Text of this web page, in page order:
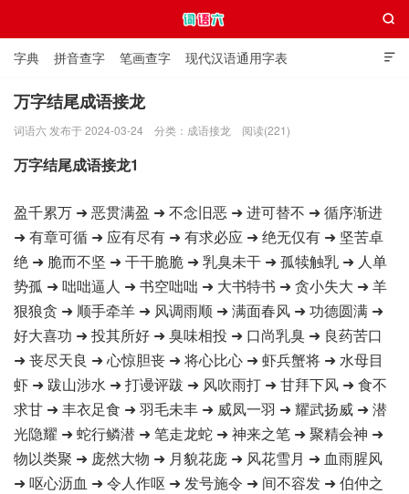

字典 拼音查字 笔画查字 现代汉语通用字表
通用规范汉字表 叠字大全

万字结尾成语接龙
词语六 发布于 2024-03-24 分类： 成语接龙 阅读(221)
万字结尾成语接龙1
盈千累万 ➜ 恶贯满盈 ➜ 不念旧恶 ➜ 进可替不 ➜ 循序渐进
➜ 有章可循 ➜ 应有尽有 ➜ 有求必应 ➜ 绝无仅有 ➜ 坚苦卓
绝 ➜ 脆而不坚 ➜ 干干脆脆 ➜ 乳臭未干 ➜ 孤犊触乳 ➜ 人单
势孤 ➜ 咄咄逼人 ➜ 书空咄咄 ➜ 大书特书 ➜ 贪小失大 ➜ 羊
狠狼贪 ➜ 顺手牵羊 ➜ 风调雨顺 ➜ 满面春风 ➜ 功德圆满 ➜
好大喜功 ➜ 投其所好 ➜ 臭味相投 ➜ 口尚乳臭 ➜ 良药苦口
➜ 丧尽天良 ➜ 心惊胆丧 ➜ 将心比心 ➜ 虾兵蟹将 ➜ 水母目
虾 ➜ 跋山涉水 ➜ 打谩评跋 ➜ 风吹雨打 ➜ 甘拜下风 ➜ 食不
求甘 ➜ 丰衣足食 ➜ 羽毛未丰 ➜ 威凤一羽 ➜ 耀武扬威 ➜ 潜
光隐耀 ➜ 蛇行鳞潜 ➜ 笔走龙蛇 ➜ 神来之笔 ➜ 聚精会神 ➜
物以类聚 ➜ 庞然大物 ➜ 月貌花庞 ➜ 风花雪月 ➜ 血雨腥风
➜ 呕心沥血 ➜ 令人作呕 ➜ 发号施令 ➜ 间不容发 ➜ 伯仲之